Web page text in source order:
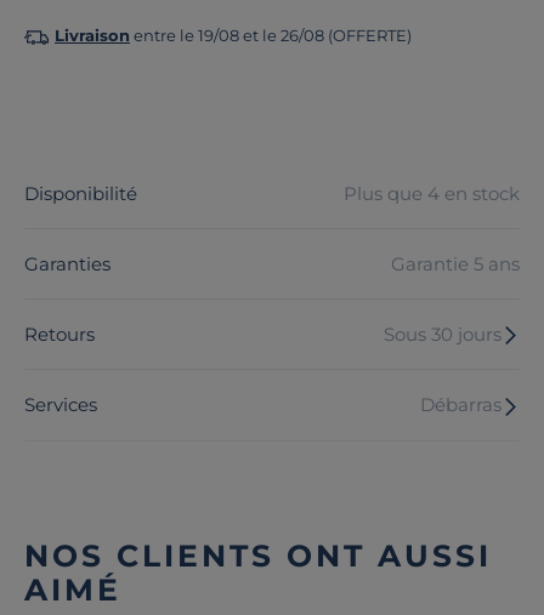
Livraison entre le 19/08 et le 26/08 (OFFERTE)
Disponibilité Plus que 4 en stock
Garanties Garantie 5 ans
Retours Sous 30 jours
Services Débarras
NOS CLIENTS ONT AUSSI
AIMÉ